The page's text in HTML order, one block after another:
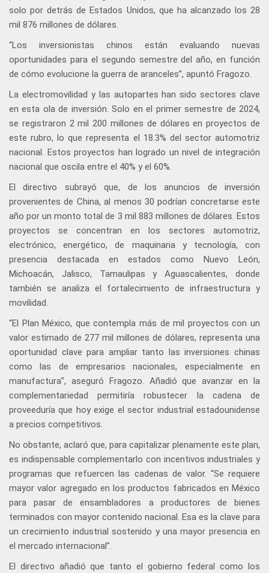
solo por detrás de Estados Unidos, que ha alcanzado los 28
mil 876 millones de dólares.
“Los inversionistas chinos están evaluando nuevas
oportunidades para el segundo semestre del año, en función
de cómo evolucione la guerra de aranceles”, apuntó Fragozo.
La electromovilidad y las autopartes han sido sectores clave
en esta ola de inversión. Solo en el primer semestre de 2024,
se registraron 2 mil 200 millones de dólares en proyectos de
este rubro, lo que representa el 18.3% del sector automotriz
nacional. Estos proyectos han logrado un nivel de integración
nacional que oscila entre el 40% y el 60%.
El directivo subrayó que, de los anuncios de inversión
provenientes de China, al menos 30 podrían concretarse este
año por un monto total de 3 mil 883 millones de dólares. Estos
proyectos se concentran en los sectores automotriz,
electrónico, energético, de maquinaria y tecnología, con
presencia destacada en estados como Nuevo León,
Michoacán, Jalisco, Tamaulipas y Aguascalientes, donde
también se analiza el fortalecimiento de infraestructura y
movilidad.
“El Plan México, que contempla más de mil proyectos con un
valor estimado de 277 mil millones de dólares, representa una
oportunidad clave para ampliar tanto las inversiones chinas
como las de empresarios nacionales, especialmente en
manufactura”, aseguró Fragozo. Añadió que avanzar en la
complementariedad permitiría robustecer la cadena de
proveeduría que hoy exige el sector industrial estadounidense
a precios competitivos.
No obstante, aclaró que, para capitalizar plenamente este plan,
es indispensable complementarlo con incentivos industriales y
programas que refuercen las cadenas de valor. “Se requiere
mayor valor agregado en los productos fabricados en México
para pasar de ensambladores a productores de bienes
terminados con mayor contenido nacional. Esa es la clave para
un crecimiento industrial sostenido y una mayor presencia en
el mercado internacional”.
El directivo añadió que tanto el gobierno federal como los